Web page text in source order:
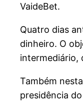
VaideBet.
Quatro dias
dinheiro. O
intermediário,
Também
presidência